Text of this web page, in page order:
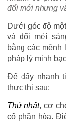
đổi mới nhưng
Dưới góc độ
và đổi mới
bằng các mệnh
pháp lý minh
Để đẩy nhanh
thực thi sau:
Thứ nhất, cơ
cổ phần hóa.